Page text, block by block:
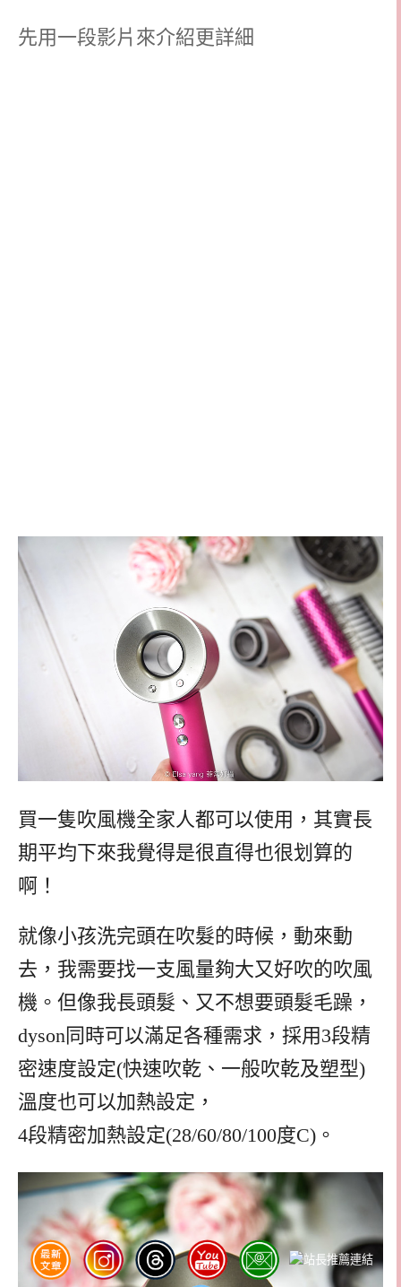
先用一段影片來介紹更詳細
買一隻吹風機全家人都可以使用，其實長
期平均下來我覺得是很直得也很划算的
啊！
就像小孩洗完頭在吹髮的時候，動來動
去，我需要找一支風量夠大又好吹的吹風
機。但像我長頭髮、又不想要頭髮毛躁，
dyson同時可以滿足各種需求，採用3段精
密速度設定(快速吹乾、一般吹乾及塑型)
溫度也可以加熱設定，
4段精密加熱設定(28/60/80/100度C)。